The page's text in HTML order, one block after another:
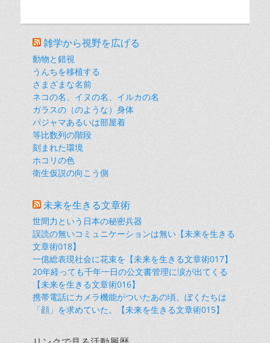
雑学から視野を広げる
動物と錯視
うんちを移植する
さまざまな名前
ネコの名、イヌの名、イルカの名
ガラスの（のような）身体
パジャマあるいは部屋着
等比数列の階段
刻まれた環境
ホコリの色
衛生仮説の向こう側
未来を生きる文章術
世間力という日本の秘密兵器
誤読の無いコミュニケーションは無い【未来を生きる
文章術018】
一億総表現社会に花束を【未来を生きる文章術017】
20年経っても千年一日の公文書管理に涙が出てくる
【未来を生きる文章術016】
携帯電話にカメラ機能がついたあの頃、ぼくたちは
「顔」を求めていた。【未来を生きる文章術015】